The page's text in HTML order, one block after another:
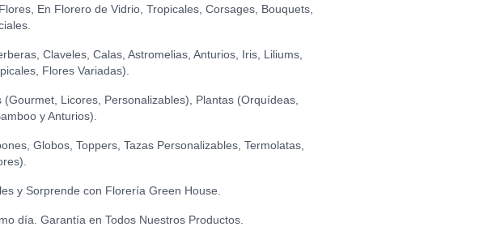
En Florero de Vidrio, Tropicales, Corsages, Bouquets,
Claveles, Calas, Astromelias, Anturios, Iris, Liliums,
Flores Variadas).
Licores, Personalizables), Plantas (Orquídeas,
y Anturios).
Globos, Toppers, Tazas Personalizables, Termolatas,
y Sorprende con Florería Green House.
día. Garantía en Todos Nuestros Productos.